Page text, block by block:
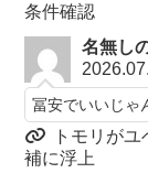
条件確認
名無し
冨安でいいじゃ
トモリが
補に浮上